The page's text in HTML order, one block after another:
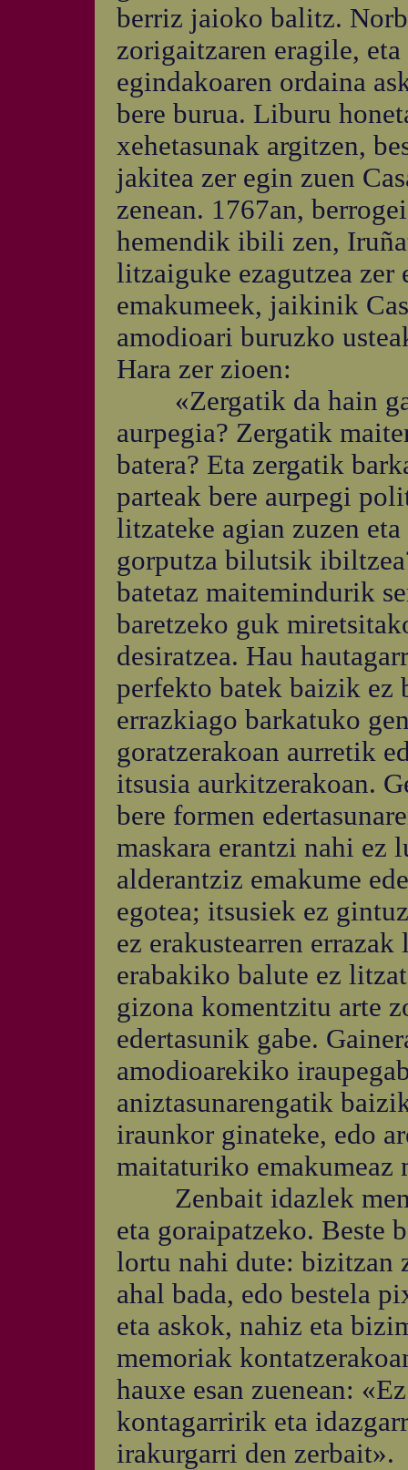
berriz jaioko balitz.
zorigaitzaren eragile,
egindakoaren ordaina
bere burua. Liburu
xehetasunak argitzen,
jakitea zer egin zuen
zenean. 1767an,
hemendik ibili zen,
litzaiguke ezagutzea zer
emakumeek, jaikinik
amodioari buruzko
Hara zer zioen:
«Zergatik da hain
aurpegia? Zergatik
batera? Eta zergatik
parteak bere aurpegi
litzateke agian zuzen
gorputza bilutsik
batetaz maitemindurik
baretzeko guk
desiratzea. Hau
perfekto batek baizik
errazkiago barkatuko
goratzerakoan aurretik
itsusia aurkitzerakoan.
bere formen
maskara erantzi nahi ez
alderantziz emakume
egotea; itsusiek ez
ez erakustearren
erabakiko balute ez
gizona komentzitu arte
edertasunik gabe.
amodioarekiko
aniztasunarengatik
iraunkor ginateke, edo
maitaturiko
Zenbait idazlek
eta goraipatzeko. Beste
lortu nahi dute: bizitzan
ahal bada, edo bestela
eta askok, nahiz eta
memoriak
hauxe esan zuenean:
kontagarririk eta
irakurgarri den zerbait».